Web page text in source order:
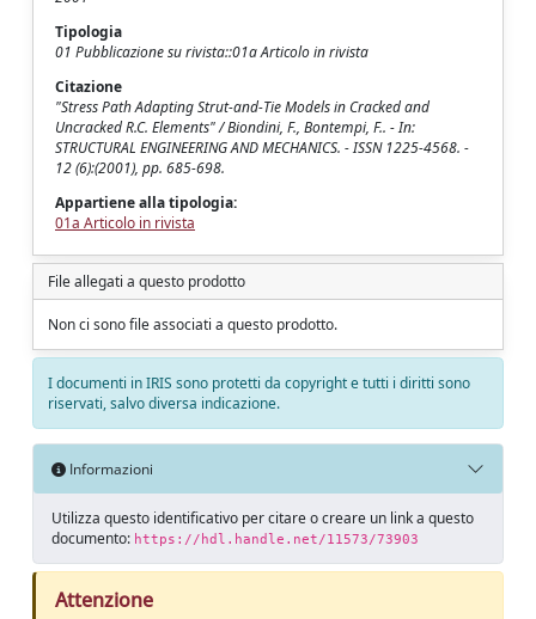
Tipologia
01 Pubblicazione su rivista::01a Articolo in rivista
Citazione
"Stress Path Adapting Strut-and-Tie Models in Cracked and
Uncracked R.C. Elements" / Biondini, F., Bontempi, F.. - In:
STRUCTURAL ENGINEERING AND MECHANICS. - ISSN 1225-4568. -
12 (6):(2001), pp. 685-698.
Appartiene alla tipologia:
01a Articolo in rivista
File allegati a questo prodotto
Non ci sono file associati a questo prodotto.
I documenti in IRIS sono protetti da copyright e tutti i diritti sono
riservati, salvo diversa indicazione.
Informazioni
Utilizza questo identificativo per citare o creare un link a questo
documento: https://hdl.handle.net/11573/73903
Attenzione